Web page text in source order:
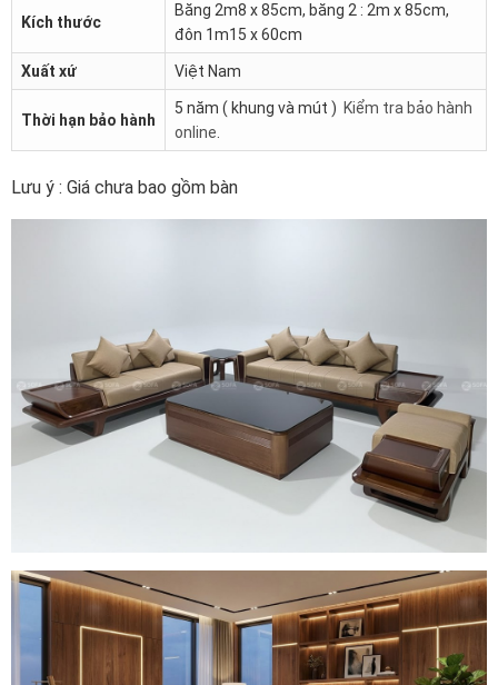
Kích thước
Băng 2m8 x 85cm, băng 2 : 2m x 85cm,
đôn 1m15 x 60cm
Xuất xứ Việt Nam
Thời hạn bảo hành
5 năm ( khung và mút ) Kiểm tra bảo hành
online
Lưu ý : Giá chưa bao gồm bàn